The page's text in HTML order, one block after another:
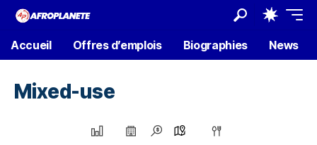
Accueil Offres d’emplois Biographies News
Mixed-use